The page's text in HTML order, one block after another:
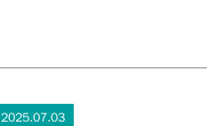
2025.07.03